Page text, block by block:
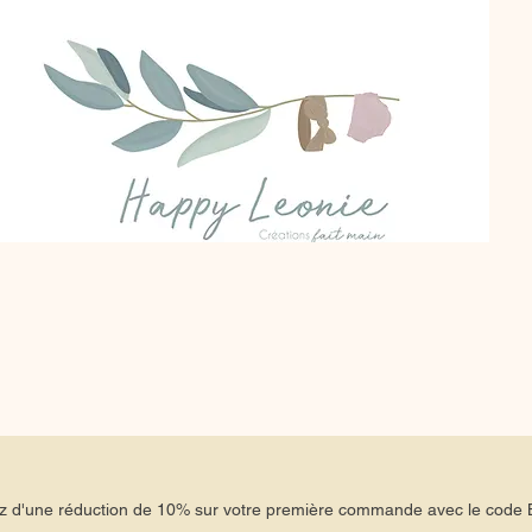
d'une réduction de 10% sur votre première commande avec le code